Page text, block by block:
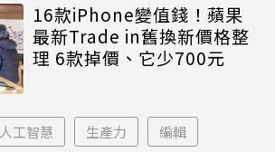
16款iPhone變值錢！蘋果
最新Trade in舊換新價格整
理 6款掉價、它少700元
人工智慧 生產力 編輯